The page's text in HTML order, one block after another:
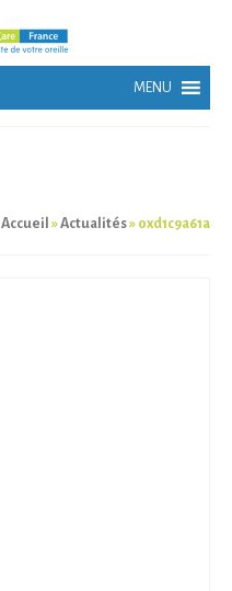
Accueil »Actualités» 0xd1c9a61a